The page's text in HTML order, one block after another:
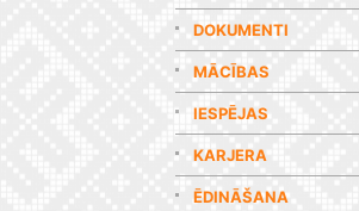
DOKUMENTI
MĀCĪBAS
IESPĒJAS
KARJERA
ĒDINĀŠANA